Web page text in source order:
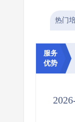
热门
服务
优势